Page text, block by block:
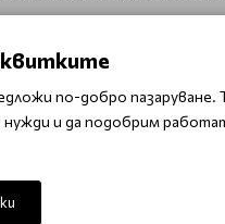
инструмент за
по-добро пазаруване.
и да подобрим